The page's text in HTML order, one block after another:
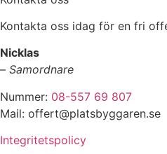
Kontakta oss idag för en fri
Nicklas
– Samordnare
Nummer: 08-557 69 807
Mail: offert@platsbyggaren.se
Integritetspolicy